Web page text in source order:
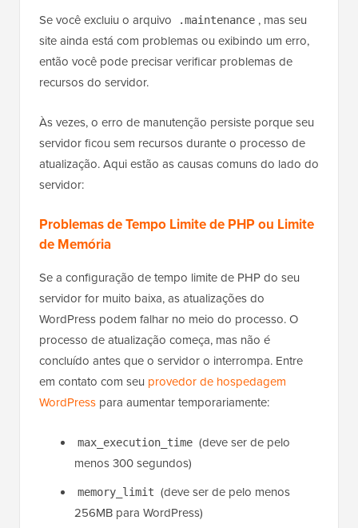
Se você excluiu o arquivo .maintenance , mas seu
site ainda está com problemas ou exibindo um erro,
então você pode precisar verificar problemas de
recursos do servidor.
Às vezes, o erro de manutenção persiste porque seu
servidor ficou sem recursos durante o processo de
atualização. Aqui estão as causas comuns do lado do
servidor:
Problemas de Tempo Limite de PHP ou Limite
de Memória
Se a configuração de tempo limite de PHP do seu
servidor for muito baixa, as atualizações do
WordPress podem falhar no meio do processo. O
processo de atualização começa, mas não é
concluído antes que o servidor o interrompa. Entre
em contato com seu provedor de hospedagem
WordPress para aumentar temporariamente:
max_execution_time (deve ser de pelo
menos 300 segundos)
memory_limit (deve ser de pelo menos
256MB para WordPress)